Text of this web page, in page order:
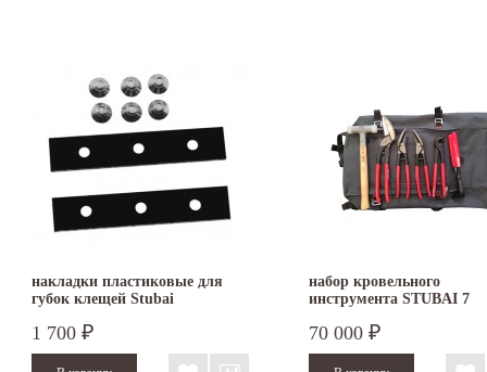
накладки пластиковые для
губок клещей Stubai
1 700 ₽
набор кровельного
инструмента STUBAI 7
70 000 ₽